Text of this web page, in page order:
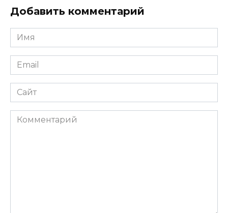
Добавить комментарий
Имя
*
Email
*
Сайт
Комментарий